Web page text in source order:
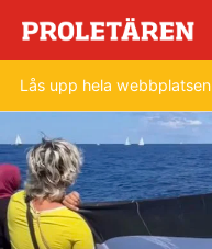
Lås upp hela webbplatsen